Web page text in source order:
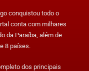
conquistou todo o
conta com milhares
da Paraíba, além de
8 países.
dos principais